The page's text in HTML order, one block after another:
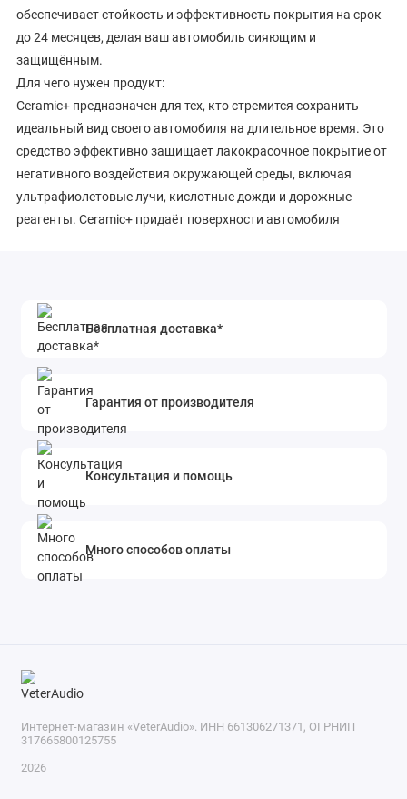
обеспечивает стойкость и эффективность покрытия на срок
до 24 месяцев, делая ваш автомобиль сияющим и
защищённым.
Для чего нужен продукт:
Ceramic+ предназначен для тех, кто стремится сохранить
идеальный вид своего автомобиля на длительное время. Это
средство эффективно защищает лакокрасочное покрытие от
негативного воздействия окружающей среды, включая
ультрафиолетовые лучи, кислотные дожди и дорожные
реагенты. Ceramic+ придаёт поверхности автомобиля
Долговременная защита: Обеспечивает стойкость покрытия
до 24 месяцев.
Ультрагидрофобные свойства: Защищает от воды и грязи,
облегчая уход за
Бесплатная доставка*
Гарантия от производителя
Консультация и помощь
Много способов оплаты
Интернет-магазин «VeterAudio». ИНН 661306271371, ОГРНИП
317665800125755
2026